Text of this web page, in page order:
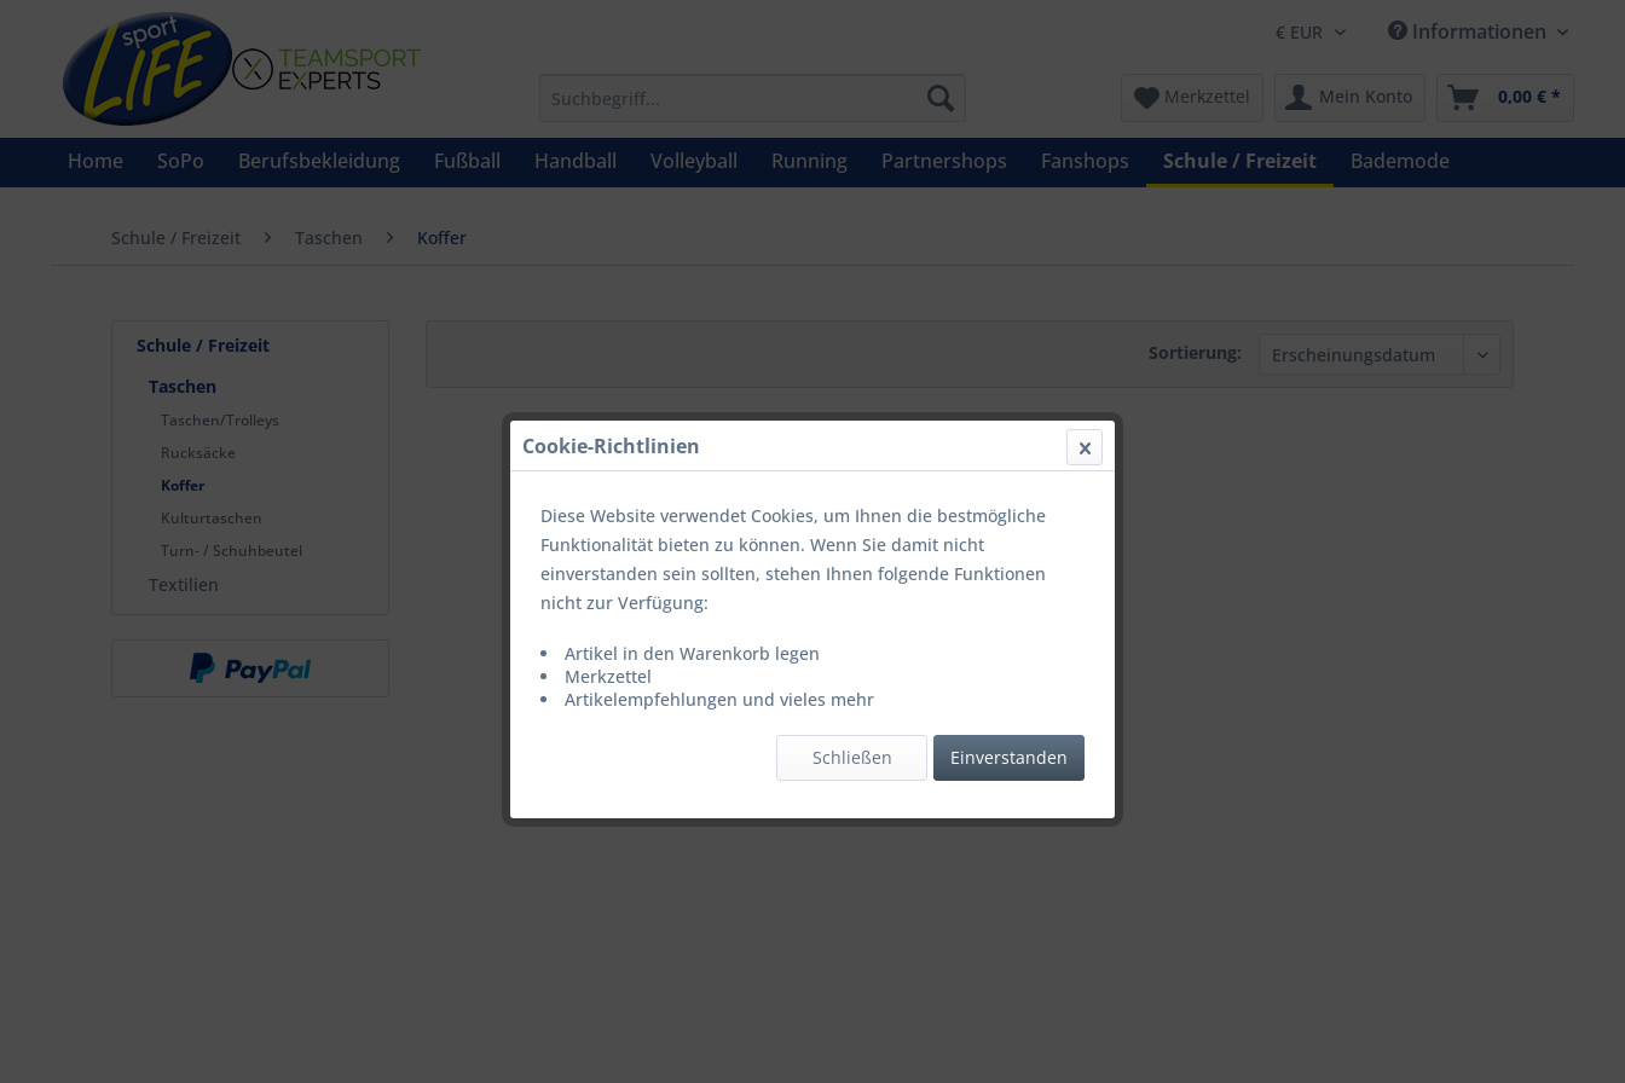
Informationen
Merkzettel Mein Konto 0,00 € *
Home SoPo Berufsbekleidung Fußball Handball Volleyball Running Partnershops Fanshops Schule / Freizeit Bademode
Schule / Freizeit Taschen Koffer
Schule / Freizeit
Taschen
Taschen/Trolleys
Rucksäcke
Koffer
Kulturtaschen
Turn- / Schuhbeutel
Textilien
Sortierung:
Cookie-Richtlinien
Diese Website verwendet Cookies, um Ihnen die bestmögliche
Funktionalität bieten zu können. Wenn Sie damit nicht
einverstanden sein sollten, stehen Ihnen folgende Funktionen
nicht zur Verfügung:
Artikel in den Warenkorb legen
Merkzettel
Artikelempfehlungen und vieles mehr
Einverstanden
Schließen